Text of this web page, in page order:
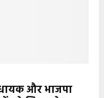
और भाजपा